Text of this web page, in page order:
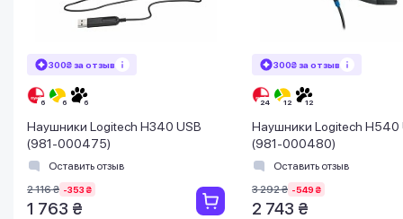
300₴ за отзыв
Наушники Logitech H340 USB
(981-000475)
Оставить отзыв
2 116 ₴ -353 ₴
1 763 ₴
300₴ за отзыв
Наушники Logitech H540
(981-000480)
Оставить отзыв
3 292 ₴ -549 ₴
2 743 ₴